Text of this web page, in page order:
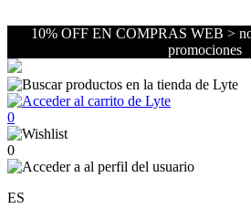
10% OFF EN COMPRAS WEB >
promociones
0
0
ES